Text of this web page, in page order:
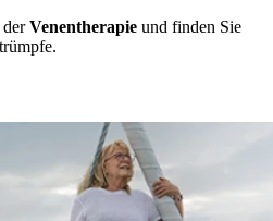
derVenentherapie und finden Sie